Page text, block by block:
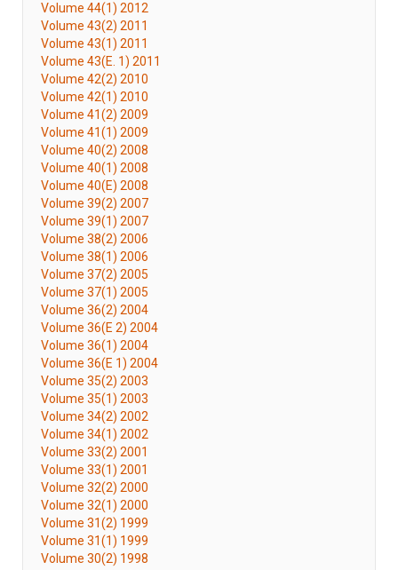
Volume 44(1) 2012
Volume 43(2) 2011
Volume 43(1) 2011
Volume 43(E. 1) 2011
Volume 42(2) 2010
Volume 42(1) 2010
Volume 41(2) 2009
Volume 41(1) 2009
Volume 40(2) 2008
Volume 40(1) 2008
Volume 40(E) 2008
Volume 39(2) 2007
Volume 39(1) 2007
Volume 38(2) 2006
Volume 38(1) 2006
Volume 37(2) 2005
Volume 37(1) 2005
Volume 36(2) 2004
Volume 36(E 2) 2004
Volume 36(1) 2004
Volume 36(E 1) 2004
Volume 35(2) 2003
Volume 35(1) 2003
Volume 34(2) 2002
Volume 34(1) 2002
Volume 33(2) 2001
Volume 33(1) 2001
Volume 32(2) 2000
Volume 32(1) 2000
Volume 31(2) 1999
Volume 31(1) 1999
Volume 30(2) 1998